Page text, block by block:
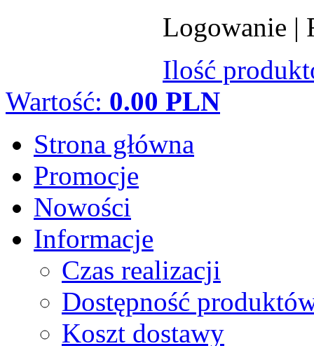
Logowanie |
Ilość
Wartość: 0.00 PLN
Strona główna
Promocje
Nowości
Informacje
Czas realizacji
Dostępność
Koszt dostawy